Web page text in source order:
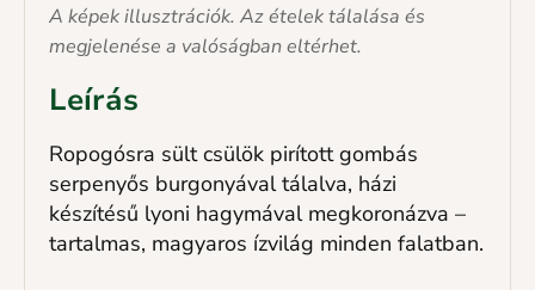
A képek illusztrációk. Az ételek tálalása és
megjelenése a valóságban eltérhet.
Leírás
Ropogósra sült csülök pirított gombás
serpenyős burgonyával tálalva, házi
készítésű lyoni hagymával megkoronázva –
tartalmas, magyaros ízvilág minden falatban.